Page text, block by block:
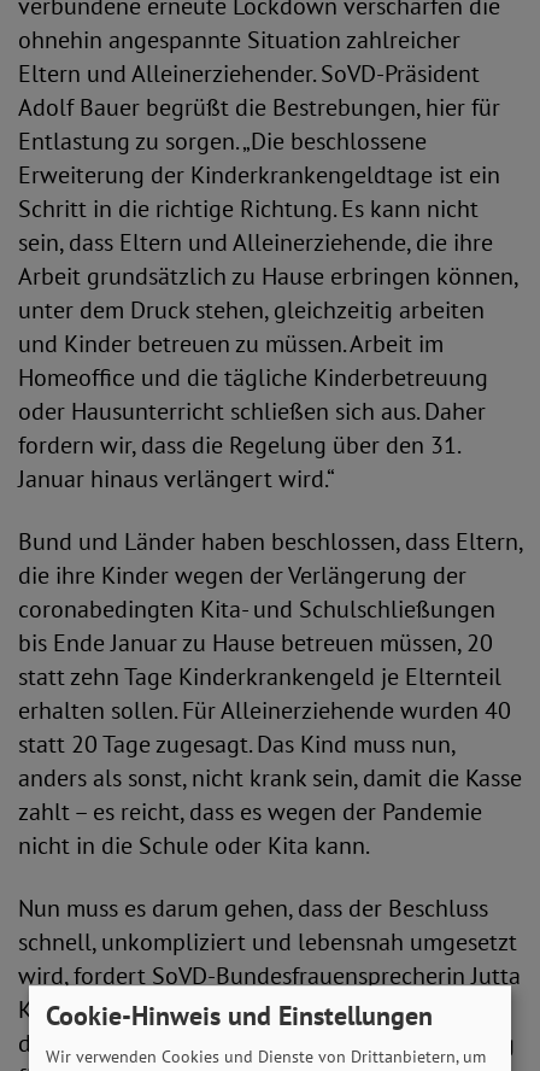
ohnehin angespannte Situation zahlreicher
Eltern und Alleinerziehender. SoVD-Präsident
Adolf Bauer begrüßt die Bestrebungen, hier für
Entlastung zu sorgen. „Die beschlossene
Erweiterung der Kinderkrankengeldtage ist ein
Schritt in die richtige Richtung. Es kann nicht
sein, dass Eltern und Alleinerziehende, die ihre
Arbeit grundsätzlich zu Hause erbringen können,
unter dem Druck stehen, gleichzeitig arbeiten
und Kinder betreuen zu müssen. Arbeit im
Homeoffice und die tägliche Kinderbetreuung
oder Hausunterricht schließen sich aus. Daher
fordern wir, dass die Regelung über den 31.
Januar hinaus verlängert wird.“
Bund und Länder haben beschlossen, dass Eltern,
die ihre Kinder wegen der Verlängerung der
coronabedingten Kita- und Schulschließungen
bis Ende Januar zu Hause betreuen müssen, 20
statt zehn Tage Kinderkrankengeld je Elternteil
erhalten sollen. Für Alleinerziehende wurden 40
statt 20 Tage zugesagt. Das Kind muss nun,
anders als sonst, nicht krank sein, damit die Kasse
zahlt – es reicht, dass es wegen der Pandemie
nicht in die Schule oder Kita kann.
Nun muss es darum gehen, dass der Beschluss
schnell, unkompliziert und lebensnah umgesetzt
wird, fordert SoVD-Bundesfrauensprecherin Jutta
König. „Der Lockdown im Frühjahr hat gezeigt,
dass Hausunterricht und fehlende Notbetreuung
Cookie-Hinweis und Einstellungen
Wir verwenden Cookies und Dienste von Drittanbietern, um